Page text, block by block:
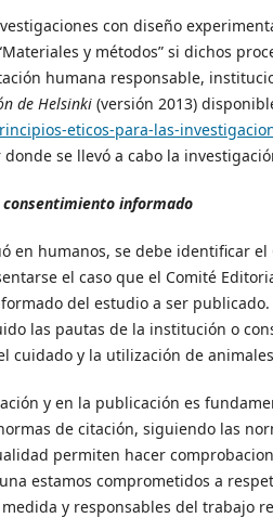
con diseño
y métodos” si dichos
humana responsable,
de Helsinki (versión 2013)
eticos-para-las-
se llevó a cabo la
informado
en humanos, se debe identificar
el caso que el Comité
del estudio a ser
las pautas de la institución o
cuidado y la utilización de
y en la publicación es
de citación, siguiendo las
permiten hacer
estamos comprometidos a
y responsables del trabajo